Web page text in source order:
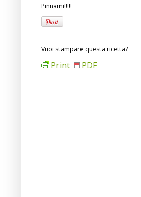
Pinnami!!!!!
Vuoi stampare questa ricetta?
Print PDF